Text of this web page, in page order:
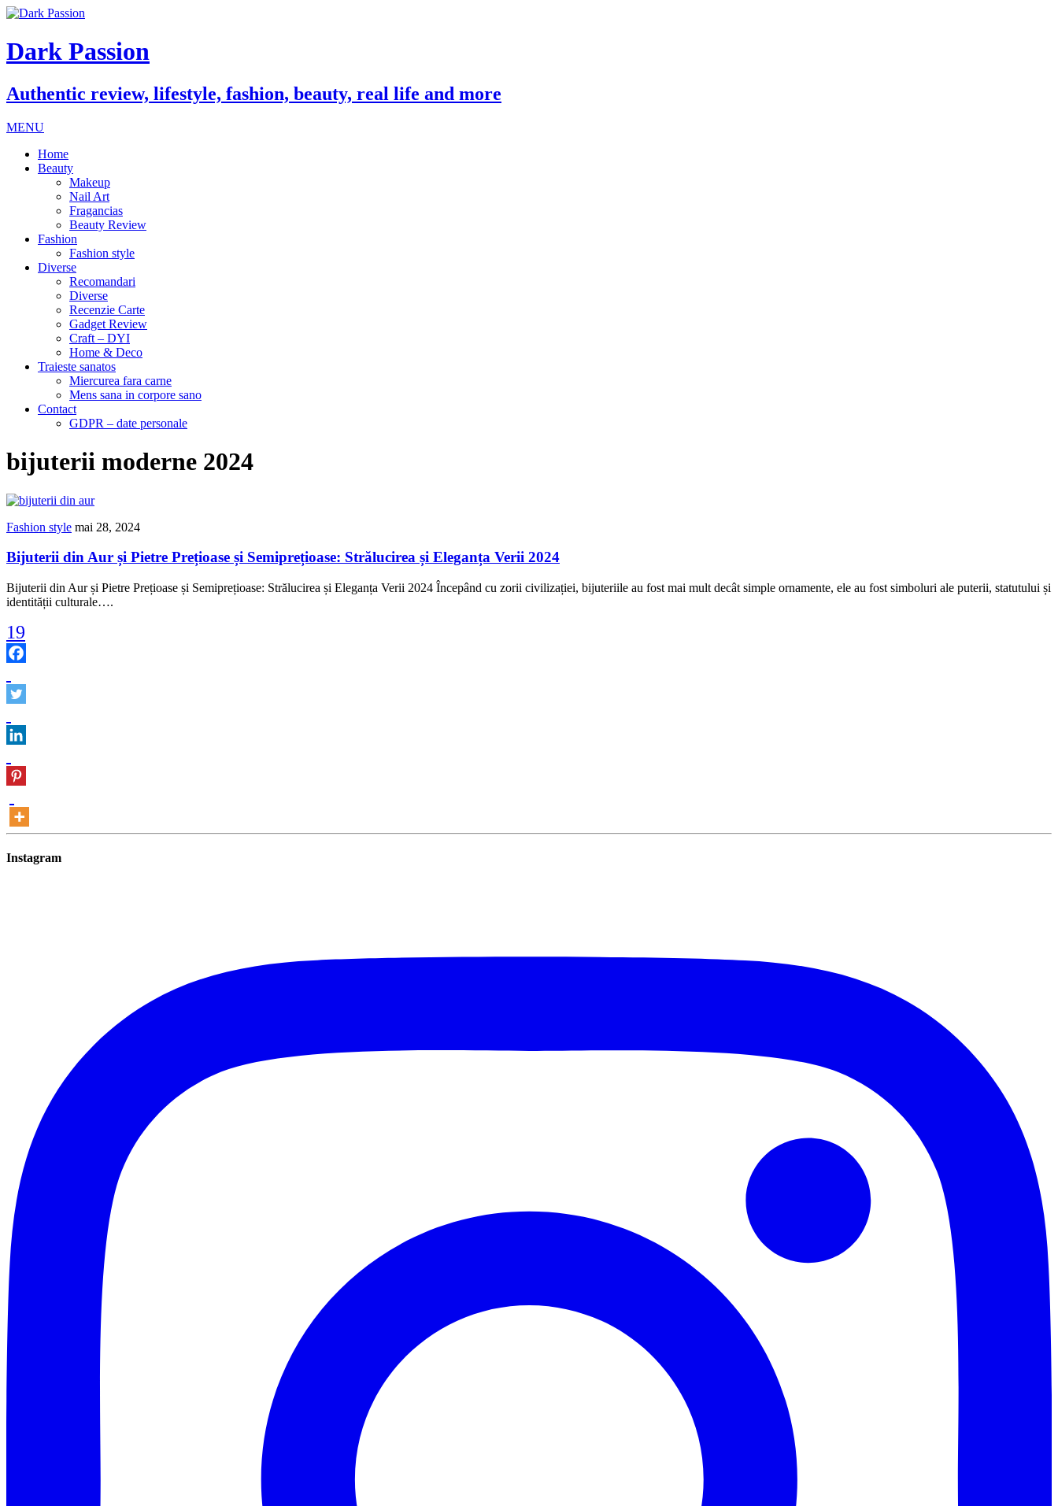
Dark Passion
Authentic review, lifestyle, fashion, beauty, real life and more
MENU
Home
Beauty
Makeup
Nail Art
Fragancias
Beauty Review
Fashion
Fashion style
Diverse
Recomandari
Diverse
Recenzie Carte
Gadget Review
Craft – DYI
Home & Deco
Traieste sanatos
Miercurea fara carne
Mens sana in corpore sano
Contact
GDPR – date personale
bijuterii moderne 2024
Fashion style mai 28, 2024
Bijuterii din Aur și Pietre Prețioase și Semiprețioase: Strălucirea și Eleganța Verii 2024
Bijuterii din Aur și Pietre Prețioase și Semiprețioase: Strălucirea și Eleganța Verii 2024 Începând cu zorii civilizației, bijuteriile au fost mai mult decât simple ornamente, ele au fost simboluri ale puterii, statutului și
identității culturale….
19
Instagram